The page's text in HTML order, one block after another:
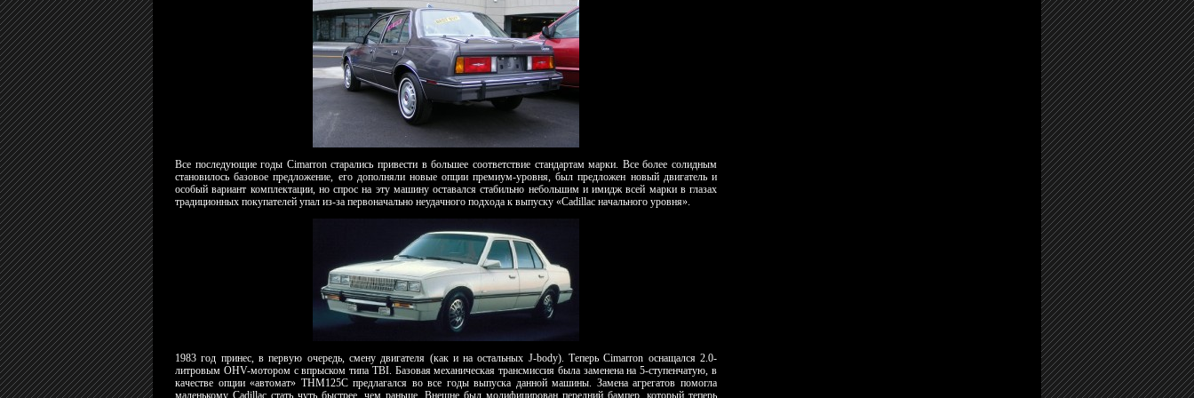
Все последующие годы Cimarron старались привести в большее соответствие стандартам марки. Все более солидным
становилось базовое предложение, его дополняли новые опции премиум-уровня, был предложен новый двигатель и
особый вариант комплектации, но спрос на эту машину оставался стабильно небольшим и имидж всей марки в глазах
традиционных покупателей упал из-за первоначально неудачного подхода к выпуску «Cadillac начального уровня».
1983 год принес, в первую очередь, смену двигателя (как и на остальных J-body). Теперь Cimarron оснащался 2.0-
литровым OHV-мотором с впрыском типа TBI. Базовая механическая трансмиссия была заменена на 5-ступенчатую, в
качестве опции «автомат» THM125C предлагался во все годы выпуска данной машины. Замена агрегатов помогла
маленькому Cadillac стать чуть быстрее, чем раньше. Внешне был модифицирован передний бампер, который теперь